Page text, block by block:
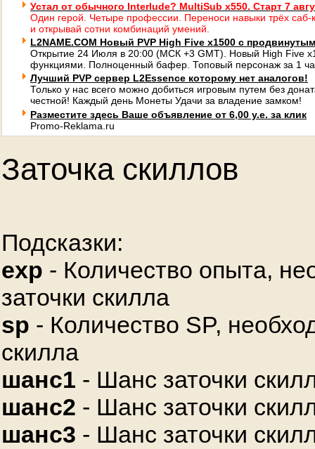
Устал от обычного Interlude? MultiSub x550. Старт 7
Один герой. Четыре профессии. Переноси навыки трёх саб-
и открывай сотни комбинаций умений.
L2NAME.COM Новый PVP High Five x1500 с
Открытие 24 Июля в 20:00 (МСК +3 GMT). Новый High Five
функциями. Полноценный бафер. Топовый персонаж за 1
Лучший PVP сервер L2Essence которому нет аналогов!
Только у нас всего можно добиться игровым путем без
честной! Каждый день Монеты Удачи за владение замком!
Разместите здесь Ваше объявление от 6,00 у.е. за клик
Promo-Reklama.ru
Заточка скиллов
Подсказки:
exp - Количество опыта,
заточки скилла
sp - Количество SP,
скилла
шанс1 - Шанс заточки
шанс2 - Шанс заточки
шанс3 - Шанс заточки